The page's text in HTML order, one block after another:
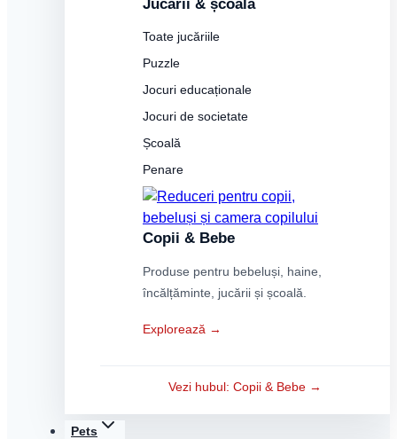
Jucării & școală
Toate jucăriile
Puzzle
Jocuri educaționale
Jocuri de societate
Școală
Penare
Copii & Bebe
Produse pentru bebeluși, haine,
încălțăminte, jucării și școală.
Explorează →
Vezi hubul: Copii & Bebe →
Pets